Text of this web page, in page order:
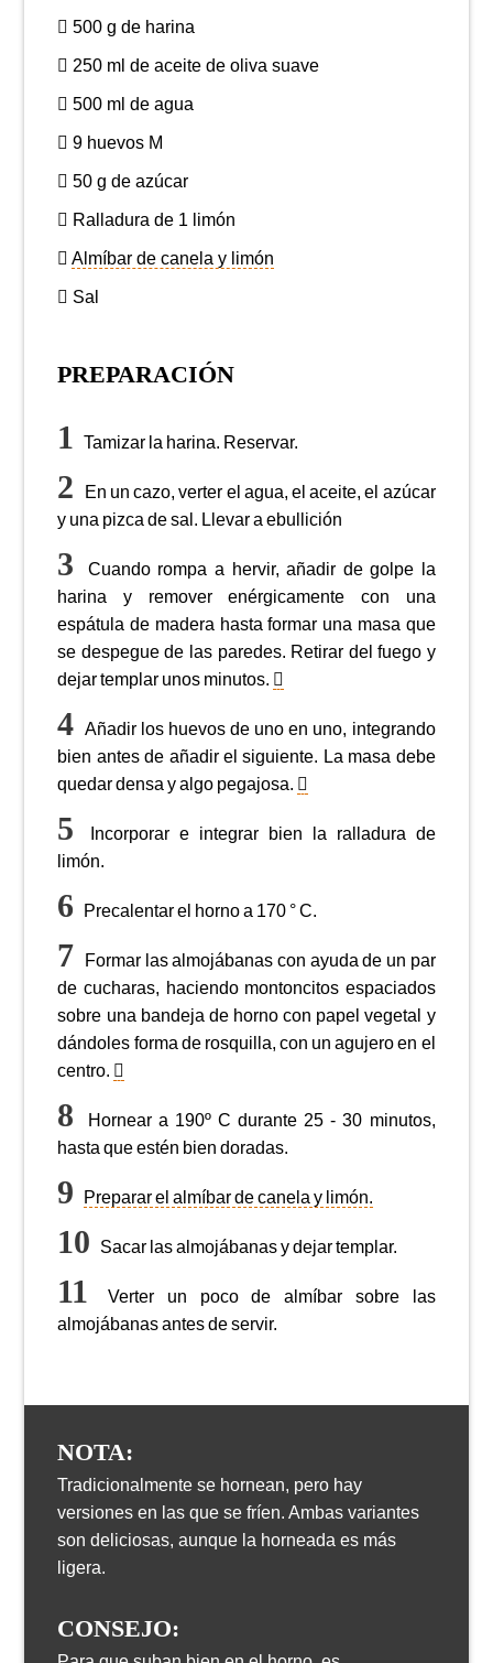
500 g de harina
250 ml de aceite de oliva suave
500 ml de agua
9 huevos M
50 g de azúcar
Ralladura de 1 limón
Almíbar de canela y limón
Sal
PREPARACIÓN
Tamizar la harina. Reservar.
En un cazo, verter el agua, el aceite, el azúcar
y una pizca de sal. Llevar a ebullición
Cuando rompa a hervir, añadir de golpe la
harina y remover enérgicamente con una
espátula de madera hasta formar una masa que
se despegue de las paredes. Retirar del fuego y
dejar templar unos minutos.
Añadir los huevos de uno en uno, integrando
bien antes de añadir el siguiente. La masa debe
quedar densa y algo pegajosa.
Incorporar e integrar bien la ralladura de
limón.
Precalentar el horno a 170 ° C.
Formar las almojábanas con ayuda de un par
de cucharas, haciendo montoncitos espaciados
sobre una bandeja de horno con papel vegetal y
dándoles forma de rosquilla, con un agujero en el
centro.
Hornear a 190º C durante 25 - 30 minutos,
hasta que estén bien doradas.
Preparar el almíbar de canela y limón.
Sacar las almojábanas y dejar templar.
Verter un poco de almíbar sobre las
almojábanas antes de servir.
NOTA:
Tradicionalmente se hornean, pero hay
versiones en las que se fríen. Ambas variantes
son deliciosas, aunque la horneada es más
ligera.
CONSEJO: